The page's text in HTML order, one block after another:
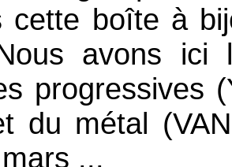
cette boîte à
avons ici
progressives (
du métal (
...